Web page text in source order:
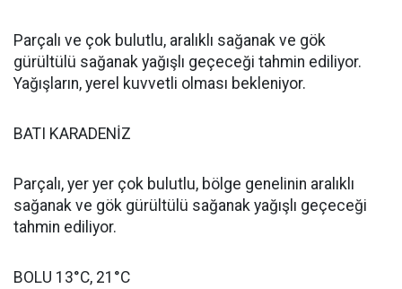
Parçalı ve çok bulutlu, aralıklı sağanak ve gök
gürültülü sağanak yağışlı geçeceği tahmin ediliyor.
Yağışların, yerel kuvvetli olması bekleniyor.
BATI KARADENİZ
Parçalı, yer yer çok bulutlu, bölge genelinin aralıklı
sağanak ve gök gürültülü sağanak yağışlı geçeceği
tahmin ediliyor.
BOLU 13°C, 21°C